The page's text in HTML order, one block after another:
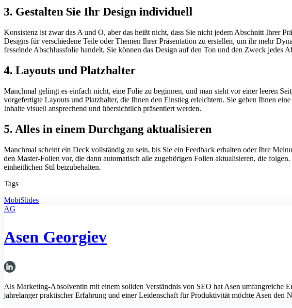
3. Gestalten Sie Ihr Design individuell
Konsistenz ist zwar das A und O, aber das heißt nicht, dass Sie nicht jedem Abschnitt Ihrer
Designs für verschiedene Teile oder Themen Ihrer Präsentation zu erstellen, um ihr mehr
fesselnde Abschlussfolie handelt, Sie können das Design auf den Ton und den Zweck jedes
4. Layouts und Platzhalter
Manchmal gelingt es einfach nicht, eine Folie zu beginnen, und man steht vor einer leeren
vorgefertigte Layouts und Platzhalter, die Ihnen den Einstieg erleichtern. Sie geben Ihnen
Inhalte visuell ansprechend und übersichtlich präsentiert werden.
5. Alles in einem Durchgang aktualisieren
Manchmal scheint ein Deck vollständig zu sein, bis Sie ein Feedback erhalten oder Ihre
den Master-Folien vor, die dann automatisch alle zugehörigen Folien aktualisieren, die
einheitlichen Stil beizubehalten.
Tags
MobiSlides
AG
Asen Georgiev
Als Marketing-Absolventin mit einem soliden Verständnis von SEO hat Asen umfangreiche
jahrelanger praktischer Erfahrung und einer Leidenschaft für Produktivität möchte Asen